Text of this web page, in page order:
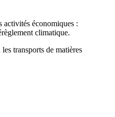
activités économiques :
climatique.
transports de matières